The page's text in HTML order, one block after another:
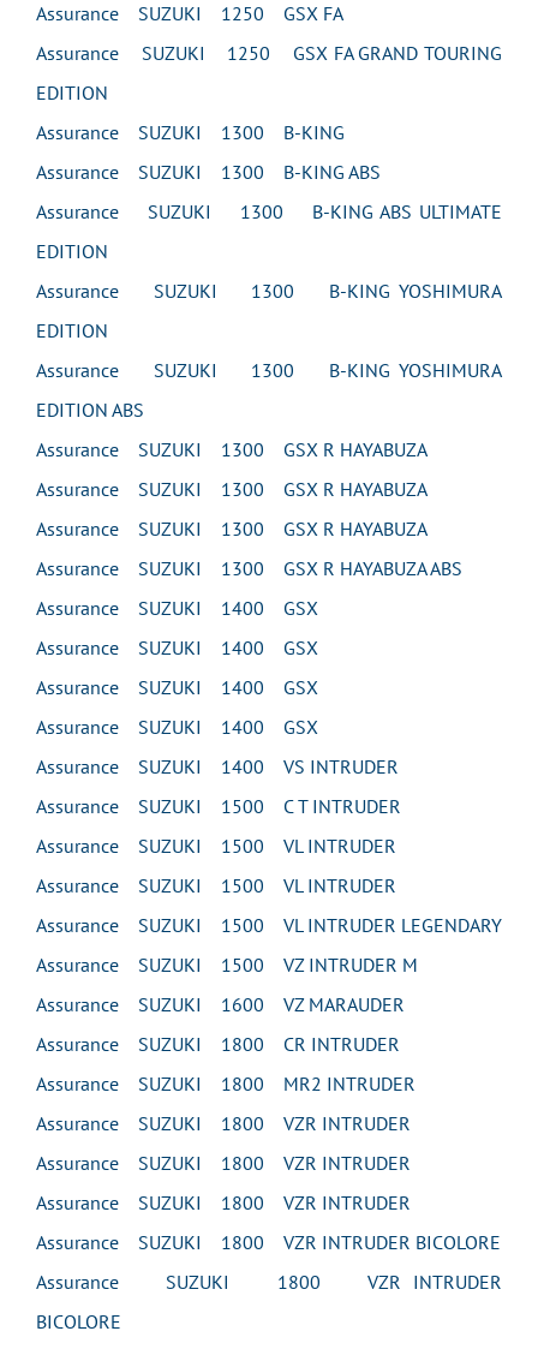
Assurance SUZUKI 1250 GSX FA
Assurance SUZUKI 1250 GSX FA GRAND TOURING
EDITION
Assurance SUZUKI 1300 B-KING
Assurance SUZUKI 1300 B-KING ABS
Assurance SUZUKI 1300 B-KING ABS ULTIMATE
EDITION
Assurance SUZUKI 1300 B-KING YOSHIMURA
EDITION
Assurance SUZUKI 1300 B-KING YOSHIMURA
EDITION ABS
Assurance SUZUKI 1300 GSX R HAYABUZA
Assurance SUZUKI 1300 GSX R HAYABUZA
Assurance SUZUKI 1300 GSX R HAYABUZA
Assurance SUZUKI 1300 GSX R HAYABUZA ABS
Assurance SUZUKI 1400 GSX
Assurance SUZUKI 1400 GSX
Assurance SUZUKI 1400 GSX
Assurance SUZUKI 1400 GSX
Assurance SUZUKI 1400 VS INTRUDER
Assurance SUZUKI 1500 C T INTRUDER
Assurance SUZUKI 1500 VL INTRUDER
Assurance SUZUKI 1500 VL INTRUDER
Assurance SUZUKI 1500 VL INTRUDER LEGENDARY
Assurance SUZUKI 1500 VZ INTRUDER M
Assurance SUZUKI 1600 VZ MARAUDER
Assurance SUZUKI 1800 CR INTRUDER
Assurance SUZUKI 1800 MR2 INTRUDER
Assurance SUZUKI 1800 VZR INTRUDER
Assurance SUZUKI 1800 VZR INTRUDER
Assurance SUZUKI 1800 VZR INTRUDER
Assurance SUZUKI 1800 VZR INTRUDER BICOLORE
Assurance SUZUKI 1800 VZR INTRUDER
BICOLORE